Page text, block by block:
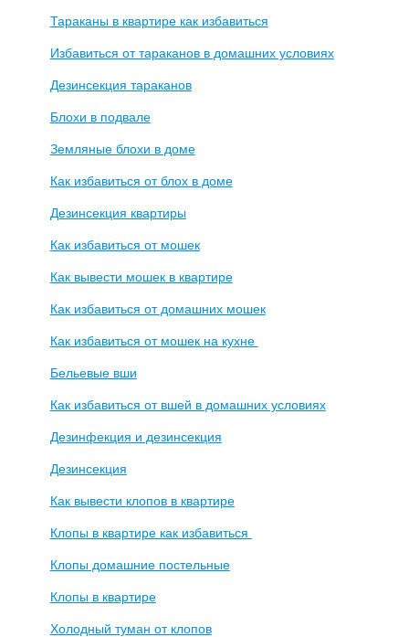
Тараканы в квартире как избавиться
Избавиться от тараканов в домашних условиях
Дезинсекция тараканов
Блохи в подвале
Земляные блохи в доме
Как избавиться от блох в доме
Дезинсекция квартиры
Как избавиться от мошек
Как вывести мошек в квартире
Как избавиться от домашних мошек
Как избавиться от мошек на кухне
Бельевые вши
Как избавиться от вшей в домашних условиях
Дезинфекция и дезинсекция
Дезинсекция
Как вывести клопов в квартире
Клопы в квартире как избавиться
Клопы домашние постельные
Клопы в квартире
Холодный туман от клопов